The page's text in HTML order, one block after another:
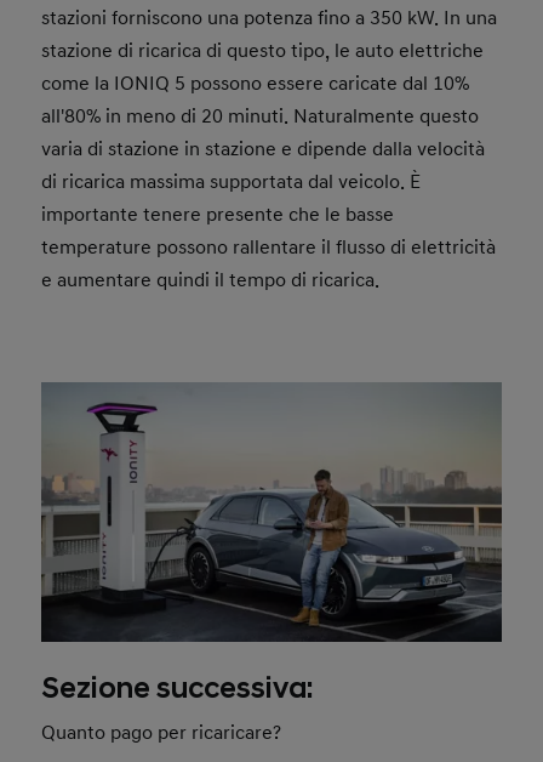
stazioni forniscono una potenza fino a 350 kW. In una
stazione di ricarica di questo tipo, le auto elettriche
come la IONIQ 5 possono essere caricate dal 10%
all'80% in meno di 20 minuti. Naturalmente questo
varia di stazione in stazione e dipende dalla velocità
di ricarica massima supportata dal veicolo. È
importante tenere presente che le basse
temperature possono rallentare il flusso di elettricità
e aumentare quindi il tempo di ricarica.
Sezione successiva:
Quanto pago per ricaricare?